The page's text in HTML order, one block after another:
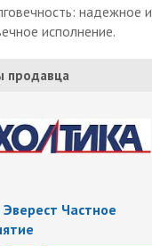
надежное и
исполнение.
продавца
Частное